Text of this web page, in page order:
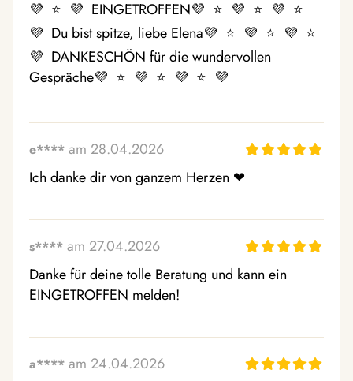
💜  ⭐  💜  EINGETROFFEN💜  ⭐  💜  ⭐  💜  ⭐
💜  Du bist spitze, liebe Elena💜  ⭐  💜  ⭐  💜  ⭐
💜  DANKESCHÖN für die wundervollen
Gespräche💜  ⭐  💜  ⭐  💜  ⭐  💜
e**** am 28.04.2026
Ich danke dir von ganzem Herzen ❤ ️
s**** am 27.04.2026
Danke für deine tolle Beratung und kann ein
EINGETROFFEN melden!
a**** am 24.04.2026